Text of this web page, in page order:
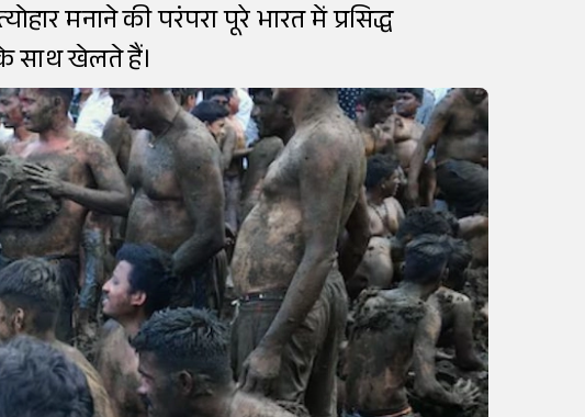
मनाने की परंपरा पूरे भारत में प्रसिद्ध
साथ खेलते हैं।